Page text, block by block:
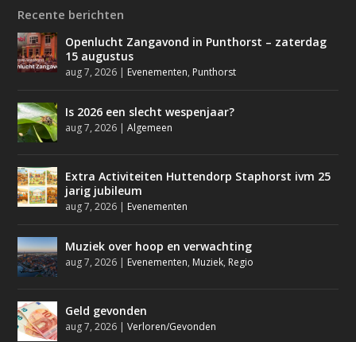
Recente berichten
Openlucht Zangavond in Punthorst – zaterdag
15 augustus
aug 7, 2026 | Evenementen, Punthorst
Is 2026 een slecht wespenjaar?
aug 7, 2026 |Algemeen
Extra Activiteiten Huttendorp Staphorst ivm 25
jarig jubileum
aug 7, 2026 | Evenementen
Muziek over hoop en verwachting
aug 7, 2026 | Evenementen, Muziek, Regio
Geld gevonden
aug 7, 2026 |Verloren/Gevonden